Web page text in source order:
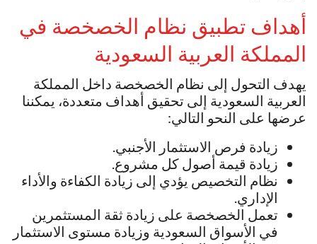
أهداف تطبيق نظام الخصخصة في
المملكة العربية السعودية
يهدف التحول إلى نظام الخصخصة داخل المملكة
العربية السعودية إلى تحقيق أهداف متعددة، يمكننا
عرضها على النحو التالي:
زيادة فرص الاستثمار الأجنبي.
زيادة قيمة أصول كل مشروع.
نظام التخصيص يؤدي إلى زيادة الكفاءة والأداء
الإداري.
تعمل الخصخصة على زيادة ثقة المستثمرين
في الأسواق السعودية وزيادة مستوى الاستثمار